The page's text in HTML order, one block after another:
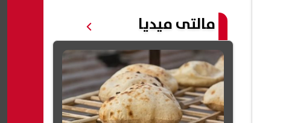
مالتى ميديا